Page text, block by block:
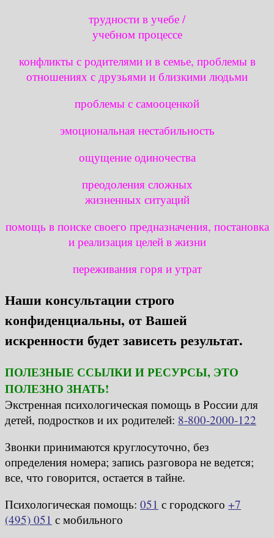
трудности в учебе /
учебном процессе
конфликты с родителями и в семье, проблемы в
отношениях с друзьями и близкими людьми
проблемы с самооценкой
эмоциональная нестабильность
ощущение одиночества
преодоления сложных
жизненных ситуаций
помощь в поиске своего предназначения, постановка
и реализация целей в жизни
переживания горя и утрат
Наши консультации строго
конфиденциальны, от Вашей
искренности будет зависеть результат.
ПОЛЕЗНЫЕ ССЫЛКИ И РЕСУРСЫ, ЭТО
ПОЛЕЗНО ЗНАТЬ!
Экстренная психологическая помощь в России для
детей, подростков и их родителей: 8-800-2000-122
Звонки принимаются круглосуточно, без
определения номера; запись разговора не ведется;
все, что говорится, остается в тайне.
Психологическая помощь: 051 с городского +7
(495) 051 с мобильного